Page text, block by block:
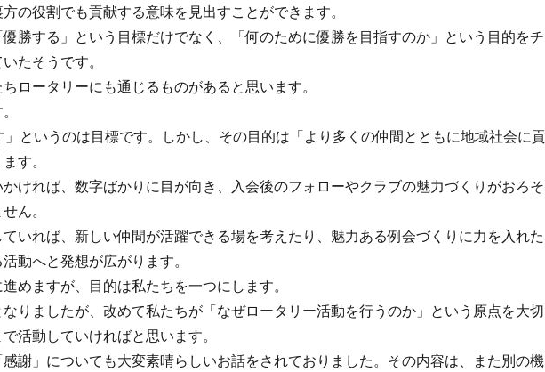
の役割でも貢献する意味を見出すことができます。
勝する」という目標だけでなく、「何のために優勝を目指すのか」という目的をチ
たそうです。
ロータリーにも通じるものがあると思います。
」というのは目標です。しかし、その目的は「より多くの仲間とともに地域社会に貢
す。
ければ、数字ばかりに目が向き、入会後のフォローやクラブの魅力づくりがおろそ
ん。
いれば、新しい仲間が活躍できる場を考えたり、魅力ある例会づくりに力を入れた
動へと発想が広がります。
めますが、目的は私たちを一つにします。
りましたが、改めて私たちが「なぜロータリー活動を行うのか」という原点を大切
活動していければと思います。
謝」についても大変素晴らしいお話をされておりました。その内容は、また別の機